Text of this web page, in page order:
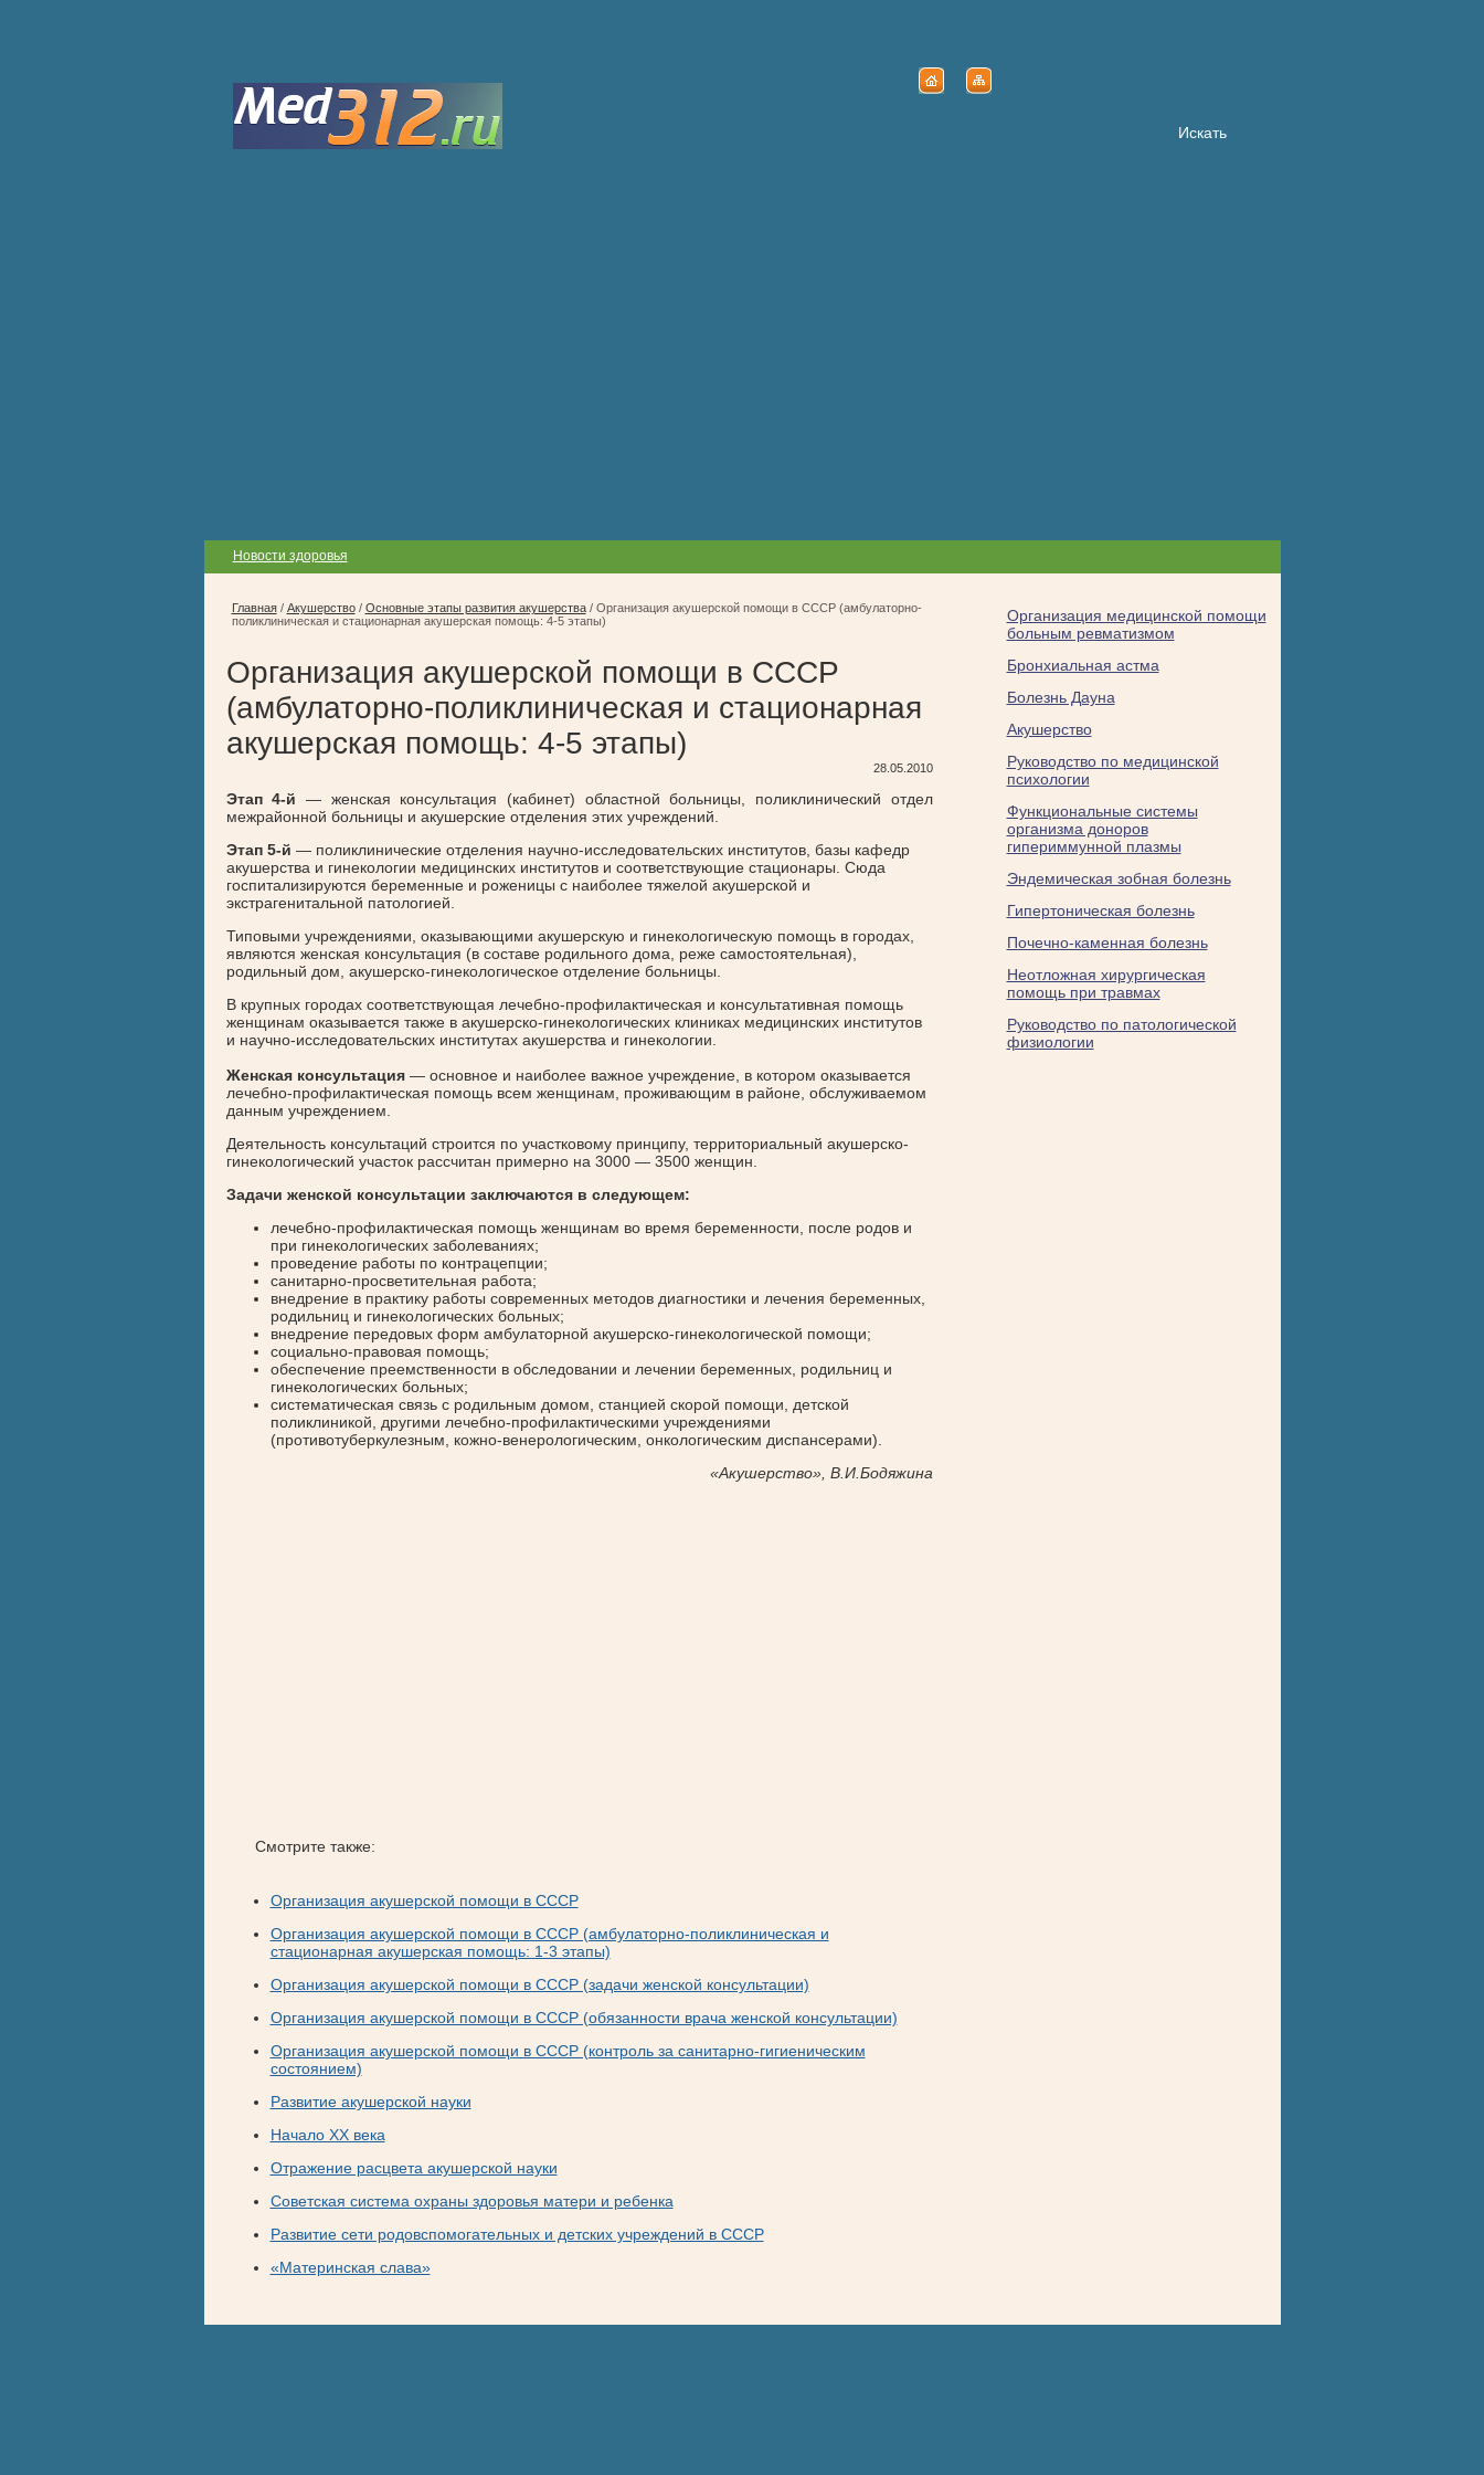
Новости здоровья
Главная/ Акушерство/ Основные этапы развития акушерства/ Организация акушерской помощи в СССР (амбулаторно-
поликлиническая и стационарная акушерская помощь: 4-5 этапы)
Организация акушерской помощи в СССР
(амбулаторно-поликлиническая и стационарная
акушерская помощь: 4-5 этапы)
28.05.2010
Этап 4-й — женская консультация (кабинет) областной больницы, поликлинический отдел
межрайонной больницы и акушерские отделения этих учреждений.
Этап 5-й — поликлинические отделения научно-исследовательских институтов, базы кафедр
акушерства и гинекологии медицинских институтов и соответствующие стационары. Сюда
госпитализируются беременные и роженицы с наиболее тяжелой акушерской и
экстрагенитальной патологией.
Типовыми учреждениями, оказывающими акушерскую и гинекологическую помощь в городах,
являются женская консультация (в составе родильного дома, реже самостоятельная),
родильный дом, акушерско-гинекологическое отделение больницы.
В крупных городах соответствующая лечебно-профилактическая и консультативная помощь
женщинам оказывается также в акушерско-гинекологических клиниках медицинских институтов
и научно-исследовательских институтах акушерства и гинекологии.
Женская консультация— основное и наиболее важное учреждение, в котором оказывается
лечебно-профилактическая помощь всем женщинам, проживающим в районе, обслуживаемом
данным учреждением.
Деятельность консультаций строится по участковому принципу, территориальный акушерско-
гинекологический участок рассчитан примерно на 3000 — 3500 женщин.
Задачи женской консультации заключаются в следующем:
лечебно-профилактическая помощь женщинам во время беременности, после родов и
при гинекологических заболеваниях;
проведение работы по контрацепции;
санитарно-просветительная работа;
внедрение в практику работы современных методов диагностики и лечения беременных,
родильниц и гинекологических больных;
внедрение передовых форм амбулаторной акушерско-гинекологической помощи;
социально-правовая помощь;
обеспечение преемственности в обследовании и лечении беременных, родильниц и
гинекологических больных;
систематическая связь с родильным домом, станцией скорой помощи, детской
поликлиникой, другими лечебно-профилактическими учреждениями
(противотуберкулезным, кожно-венерологическим, онкологическим диспансерами).
«Акушерство», В.И.Бодяжина
Смотрите также:
Организация акушерской помощи в СССР
Организация акушерской помощи в СССР (амбулаторно-поликлиническая и
стационарная акушерская помощь: 1-3 этапы)
Организация акушерской помощи в СССР (задачи женской консультации)
Организация акушерской помощи в СССР (обязанности врача женской консультации)
Организация акушерской помощи в СССР (контроль за санитарно-гигиеническим
состоянием)
Развитие акушерской науки
Начало XX века
Отражение расцвета акушерской науки
Советская система охраны здоровья матери и ребенка
Развитие сети родовспомогательных и детских учреждений в СССР
«Материнская слава»
Организация медицинской помощи
больным ревматизмом
Бронхиальная астма
Болезнь Дауна
Акушерство
Руководство по медицинской
психологии
Функциональные системы
организма доноров
гипериммунной плазмы
Эндемическая зобная болезнь
Гипертоническая болезнь
Почечно-каменная болезнь
Неотложная хирургическая
помощь при травмах
Руководство по патологической
физиологии